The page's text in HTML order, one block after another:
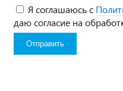
Я соглашаюсь с
даю согласие на